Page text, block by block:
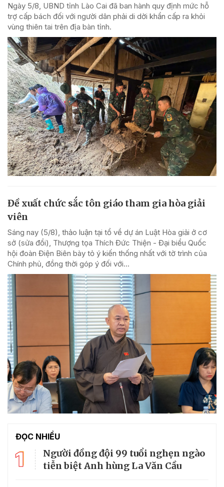
Ngày 5/8, UBND tỉnh Lào Cai đã ban hành quy định mức hỗ
trợ cấp bách đối với người dân phải di dời khẩn cấp ra khỏi
vùng thiên tai trên địa bàn tỉnh.
Đề xuất chức sắc tôn giáo tham gia hòa giải
viên
Sáng nay (5/8), thảo luận tại tổ về dự án Luật Hòa giải ở cơ
sở (sửa đổi), Thượng tọa Thích Đức Thiện - Đại biểu Quốc
hội đoàn Điện Biên bày tỏ ý kiến thống nhất với tờ trình của
Chính phủ, đồng thời góp ý đối với...
ĐỌC NHIỀU
1
Người đồng đội 99 tuổi nghẹn ngào
tiễn biệt Anh hùng La Văn Cầu